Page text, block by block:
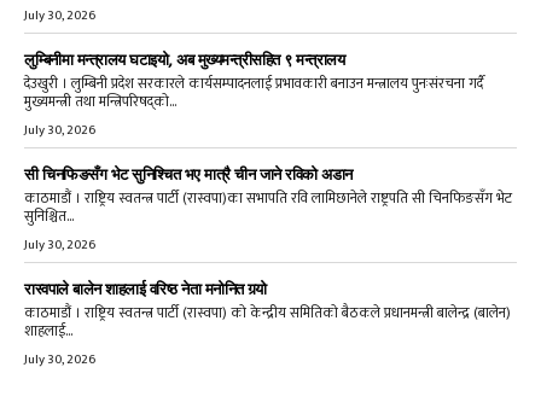
July 30, 2026
लुम्बिनीमा मन्त्रालय घटाइयो, अब मुख्यमन्त्रीसहित ९ मन्त्रालय
देउखुरी । लुम्बिनी प्रदेश सरकारले कार्यसम्पादनलाई प्रभावकारी बनाउन मन्त्रालय पुनःसंरचना गर्दै
मुख्यमन्त्री तथा मन्त्रिपरिषद्को...
July 30, 2026
सी चिनफिङसँग भेट सुनिश्चित भए मात्रै चीन जाने रविको अडान
काठमाडौं । राष्ट्रिय स्वतन्त्र पार्टी (रास्वपा)का सभापति रवि लामिछानेले राष्ट्रपति सी चिनफिङसँग भेट
सुनिश्चित...
July 30, 2026
रास्वपाले बालेन शाहलाई वरिष्ठ नेता मनोनित गर्‍यो
काठमाडौं । राष्ट्रिय स्वतन्त्र पार्टी (रास्वपा) को केन्द्रीय समितिको बैठकले प्रधानमन्त्री बालेन्द्र (बालेन)
शाहलाई...
July 30, 2026